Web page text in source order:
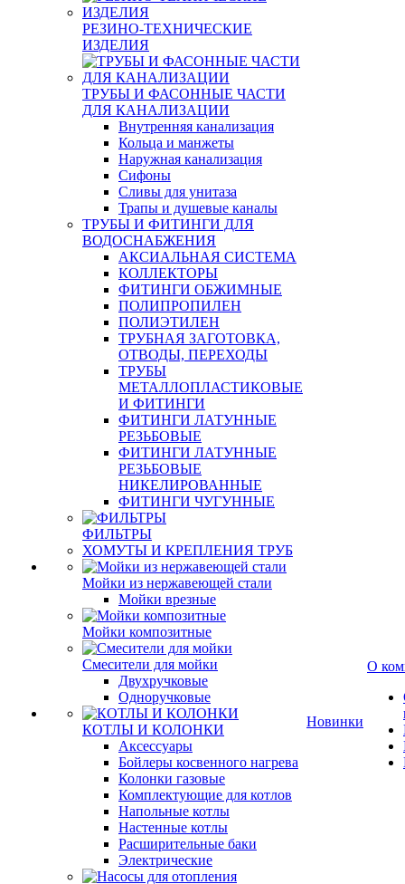
РЕЗИНО-ТЕХНИЧЕСКИЕ
ИЗДЕЛИЯ
ТРУБЫ И ФАСОННЫЕ ЧАСТИ
ДЛЯ КАНАЛИЗАЦИИ
Внутренняя канализация
Кольца и манжеты
Наружная канализация
Сифоны
Сливы для унитаза
Трапы и душевые каналы
ТРУБЫ И ФИТИНГИ ДЛЯ
ВОДОСНАБЖЕНИЯ
АКСИАЛЬНАЯ СИСТЕМА
КОЛЛЕКТОРЫ
ФИТИНГИ ОБЖИМНЫЕ
ПОЛИПРОПИЛЕН
ПОЛИЭТИЛЕН
ТРУБНАЯ ЗАГОТОВКА,
ОТВОДЫ, ПЕРЕХОДЫ
ТРУБЫ
МЕТАЛЛОПЛАСТИКОВЫЕ
И ФИТИНГИ
ФИТИНГИ ЛАТУННЫЕ
РЕЗЬБОВЫЕ
ФИТИНГИ ЛАТУННЫЕ
РЕЗЬБОВЫЕ
НИКЕЛИРОВАННЫЕ
ФИТИНГИ ЧУГУННЫЕ
ФИЛЬТРЫ
ХОМУТЫ И КРЕПЛЕНИЯ ТРУБ
Мойки из нержавеющей стали
Мойки врезные
Мойки композитные
Смесители для мойки
Двухручковые
Одноручковые
КОТЛЫ И КОЛОНКИ
Аксессуары
Бойлеры косвенного нагрева
Колонки газовые
Комплектующие для котлов
Напольные котлы
Настенные котлы
Расширительные баки
Электрические
Новинки
О